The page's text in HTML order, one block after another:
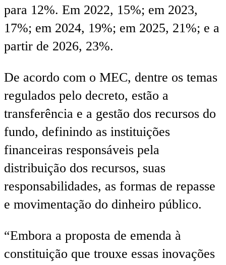
para 12%. Em 2022, 15%; em 2023,
17%; em 2024, 19%; em 2025, 21%; e a
partir de 2026, 23%.
De acordo com o MEC, dentre os temas
regulados pelo decreto, estão a
transferência e a gestão dos recursos do
fundo, definindo as instituições
financeiras responsáveis pela
distribuição dos recursos, suas
responsabilidades, as formas de repasse
e movimentação do dinheiro público.
“Embora a proposta de emenda à
constituição que trouxe essas inovações